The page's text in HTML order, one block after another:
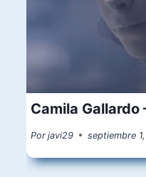
Camila Gallardo
Por javi29 septiembre